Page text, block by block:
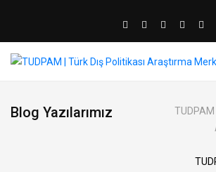
Blog Yazılarımız
TUDPAM